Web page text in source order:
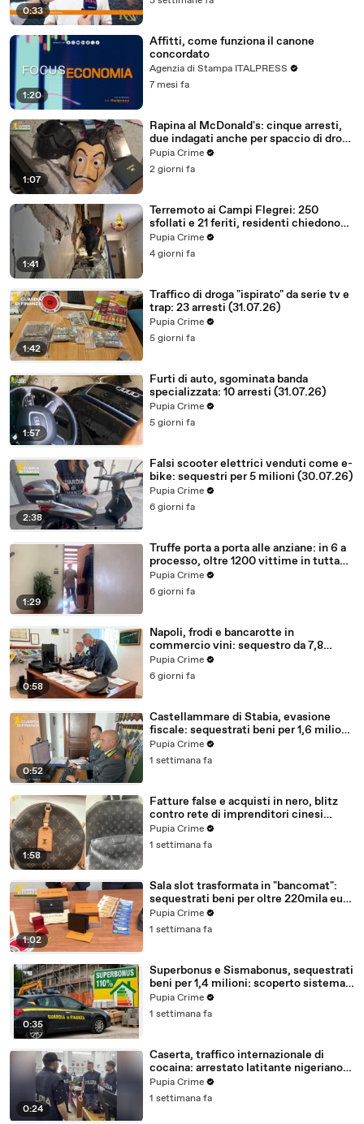
0:33
1:20
Affitti, come funziona il canone
concordato
Agenzia di Stampa ITALPRESS
7 mesi fa
1:07
Rapina al McDonald's: cinque arresti,
due indagati anche per spaccio di droga
(03.08.26)
Pupia Crime
2 giorni fa
1:41
Terremoto ai Campi Flegrei: 250
sfollati e 21 feriti, residenti chiedono
certezze sul futuro (01.08.26)
Pupia Crime
4 giorni fa
1:42
Traffico di droga "ispirato" da serie tv e
trap: 23 arresti (31.07.26)
Pupia Crime
5 giorni fa
1:57
Furti di auto, sgominata banda
specializzata: 10 arresti (31.07.26)
Pupia Crime
5 giorni fa
2:38
Falsi scooter elettrici venduti come e-
bike: sequestri per 5 milioni (30.07.26)
Pupia Crime
6 giorni fa
1:29
Truffe porta a porta alle anziane: in 6 a
processo, oltre 1200 vittime in tutta
Italia (30.07.26)
Pupia Crime
6 giorni fa
0:58
Napoli, frodi e bancarotte in
commercio vini: sequestro da 7,8
milioni (30.07.26)
Pupia Crime
6 giorni fa
0:52
Castellammare di Stabia, evasione
fiscale: sequestrati beni per 1,6 milioni
ad un consorzio navale (29.07.26)
Pupia Crime
1 settimana fa
1:58
Fatture false e acquisti in nero, blitz
contro rete di imprenditori cinesi
sequestri per 8,5 milioni (29.07.26)
Pupia Crime
1 settimana fa
1:02
Sala slot trasformata in "bancomat":
sequestrati beni per oltre 220mila euro
a due coniugi (29.07.26)
Pupia Crime
1 settimana fa
0:35
Superbonus e Sismabonus, sequestrati
beni per 1,4 milioni: scoperto sistema
con false abitazioni (29.07.26)
Pupia Crime
1 settimana fa
0:24
Caserta, traffico internazionale di
cocaina: arrestato latitante nigeriano
ricercato dal 2019 (28.07.26)
Pupia Crime
1 settimana fa